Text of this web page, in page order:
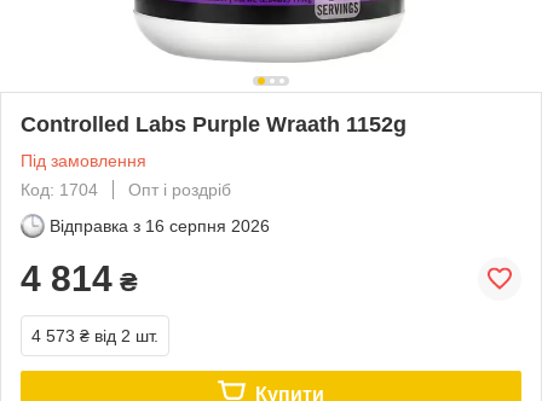
Controlled Labs Purple Wraath 1152g
Під замовлення
Код: 1704
Опт і роздріб
Відправка з 16 серпня 2026
4 814 ₴
4 573 ₴ від 2 шт.
Купити